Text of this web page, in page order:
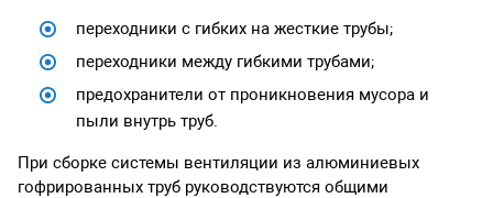
переходники с гибких на жесткие трубы;
переходники между гибкими трубами;
предохранители от проникновения мусора и
пыли внутрь труб.
При сборке системы вентиляции из алюминиевых
гофрированных труб руководствуются общими